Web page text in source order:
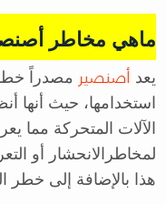
ماهي مخاطر
يعد أصنصير مصدراً
استخدامها، حيث أنها
الآلات المتحركة مما
لمخاطر الانحشار أو
هذا بالإضافة إلى